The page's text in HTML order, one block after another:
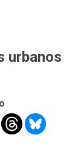
urbanos